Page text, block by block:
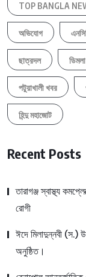
TOP BANGLA
অভিযোগ
ছাত্রদল ডিমলা
পটুয়াখালী খবর
হিন্দু মহাজোট
Recent Posts
তারাগঞ্জ স্বাস্থ্য
রোগী
ঈদে মিলাদুন্নবী (স.)
অনুষ্ঠিত।